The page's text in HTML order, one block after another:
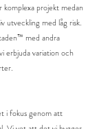
projekt medan
utveckling med låg risk.
med andra
erbjuda variation och
i fokus genom att